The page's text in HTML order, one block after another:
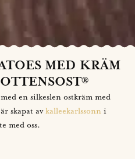
MED KRÄM
en silkeslen ostkräm med
skapat avkalleekarlssonni
med oss.